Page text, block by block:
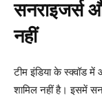
सनराइजर्स
नहीं
टीम इंडिया के स्क्वॉड
शामिल नहीं है। इसमें